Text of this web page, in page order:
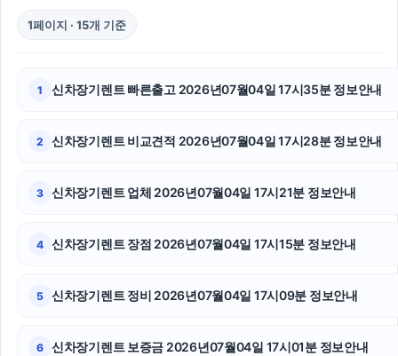
수원이혼전문변호사
핑크티켓
서초음주운전변호사
고양이파양
1페이지 · 15개 기준
1 신차장기렌트 빠른출고 2026년07월04일 17시35분 정보안내
2 신차장기렌트 비교견적 2026년07월04일 17시28분 정보안내
3 신차장기렌트 업체 2026년07월04일 17시21분 정보안내
4 신차장기렌트 장점 2026년07월04일 17시15분 정보안내
5 신차장기렌트 정비 2026년07월04일 17시09분 정보안내
6 신차장기렌트 보증금 2026년07월04일 17시01분 정보안내